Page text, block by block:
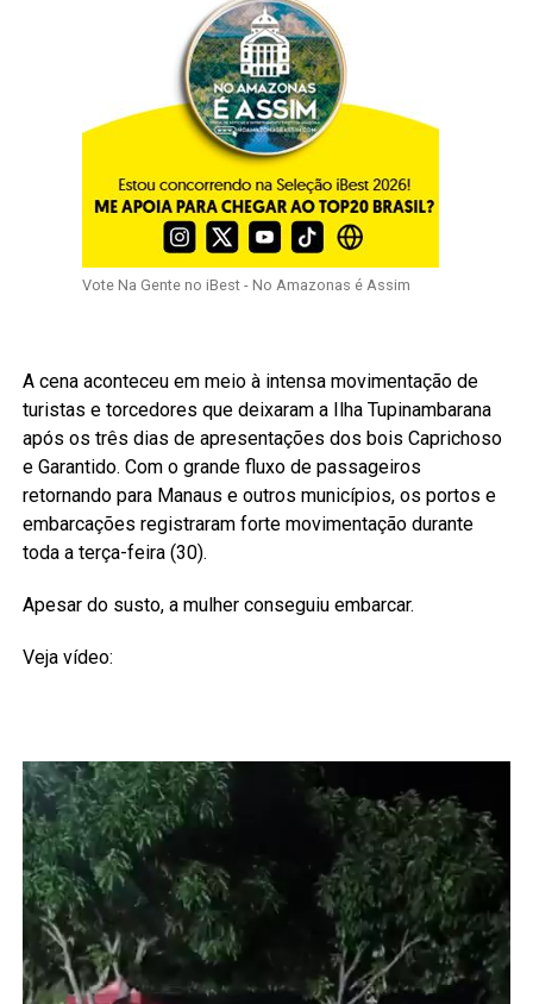
Vote Na Gente no iBest - No Amazonas é Assim
A cena aconteceu em meio à intensa movimentação de
turistas e torcedores que deixaram a Ilha Tupinambarana
após os três dias de apresentações dos bois Caprichoso
e Garantido. Com o grande fluxo de passageiros
retornando para Manaus e outros municípios, os portos e
embarcações registraram forte movimentação durante
toda a terça-feira (30).
Apesar do susto, a mulher conseguiu embarcar.
Veja vídeo: